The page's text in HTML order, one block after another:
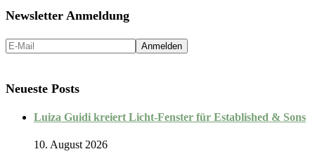
Newsletter Anmeldung
Neueste Posts
Luiza Guidi kreiert Licht-Fenster für Established & Sons
10. August 2026